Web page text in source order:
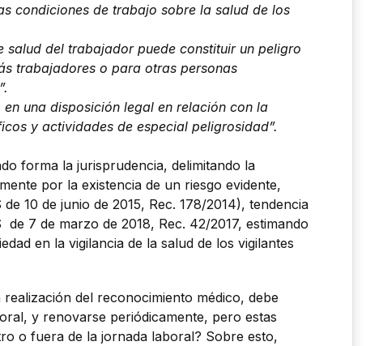
condiciones de trabajo sobre la salud de los
salud del trabajador puede constituir un peligro
trabajadores o para otras personas
en una disposición legal en relación con la
y actividades de especial peligrosidad”.
forma la jurisprudencia, delimitando la
por la existencia de un riesgo evidente,
de 10 de junio de 2015, Rec. 178/2014), tendencia
7 de marzo de 2018, Rec. 42/2017, estimando
en la vigilancia de la salud de los vigilantes
del reconocimiento médico, debe
y renovarse periódicamente, pero estas
o fuera de la jornada laboral? Sobre esto,